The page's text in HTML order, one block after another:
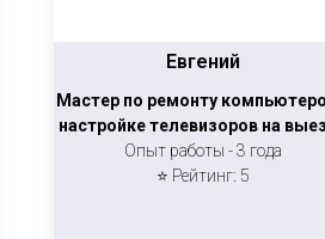
Евгений
Мастер по ремонту
настройке телевизоров на
Опыт работы - 3 года
⭐ Рейтинг: 5